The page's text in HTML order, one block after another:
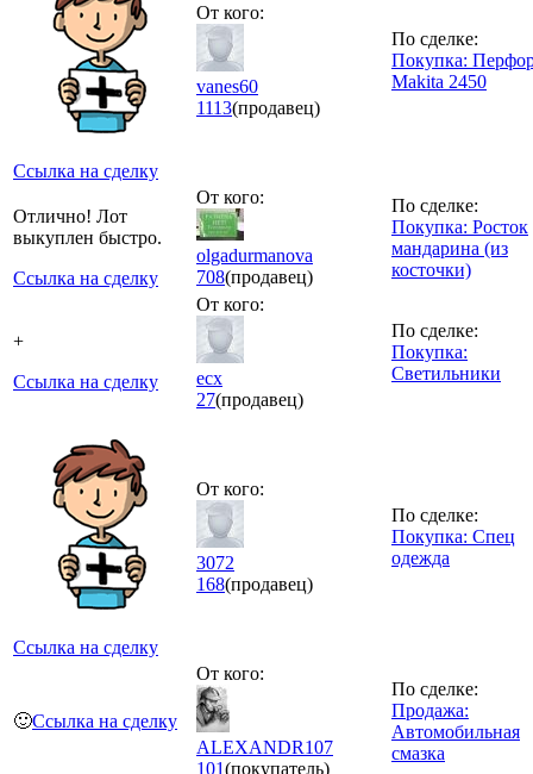
Ссылка на сделку
От кого:
vanes60
1113(продавец)
По сделке:
Покупка:
Makita 2450
Отлично! Лот
выкуплен быстро.
Ссылка на сделку
От кого:
olgadurmanova
708(продавец)
По сделке:
Покупка: Росток
мандарина (из
косточки)
+
Ссылка на сделку
От кого:
ecx
27(продавец)
По сделке:
Покупка:
Светильники
Ссылка на сделку
От кого:
3072
168(продавец)
По сделке:
Покупка: Спец
одежда
🙂Ссылка на сделку
От кого:
ALEXANDR107
101(покупатель)
По сделке:
Продажа:
Автомобильная
смазка